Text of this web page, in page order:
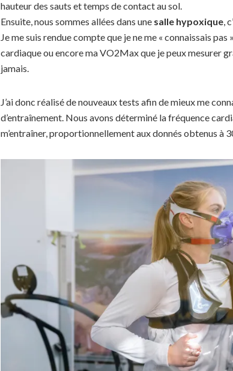
hauteur des sauts et temps de contact au sol.
Ensuite, nous sommes allées dans une salle hypoxique,
Je me suis rendue compte que je ne me « connaissais pas
cardiaque ou encore ma VO2Max que je peux mesurer
jamais.
J’ai donc réalisé de nouveaux tests afin de mieux me
d’entraînement. Nous avons déterminé la fréquence
m’entraîner, proportionnellement aux donnés obtenus à